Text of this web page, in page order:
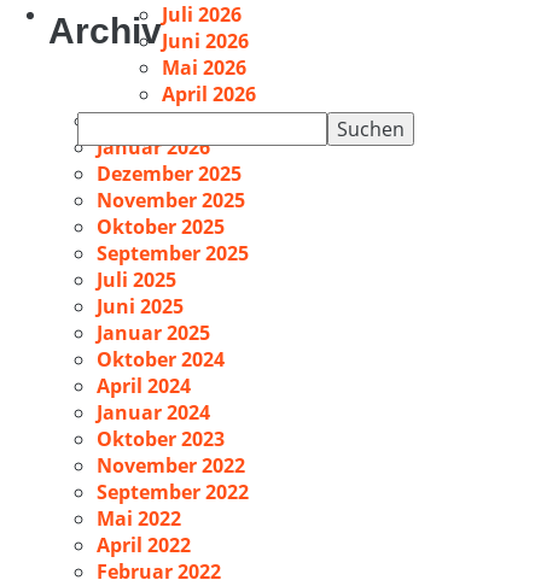
Suchen
nach:
ArchivJuli 2026
Juni 2026
Mai 2026
April 2026
Februar 2026
Januar 2026
Dezember 2025
November 2025
Oktober 2025
September 2025
Juli 2025
Juni 2025
Januar 2025
Oktober 2024
April 2024
Januar 2024
Oktober 2023
November 2022
September 2022
Mai 2022
April 2022
Februar 2022